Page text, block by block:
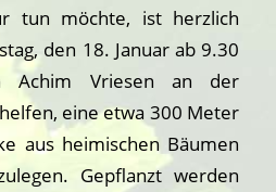
tun möchte, ist herzlich
den 18. Januar ab 9.30
Vriesen an der
eine etwa 300 Meter
aus heimischen Bäumen
Gepflanzt werden